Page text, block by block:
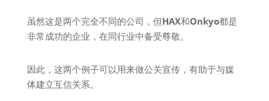
虽然这是两个完全不同的公司，但HAX和Onkyo都是
非常成功的企业，在同行业中备受尊敬。
因此，这两个例子可以用来做公关宣传，有助于与媒
体建立互信关系。